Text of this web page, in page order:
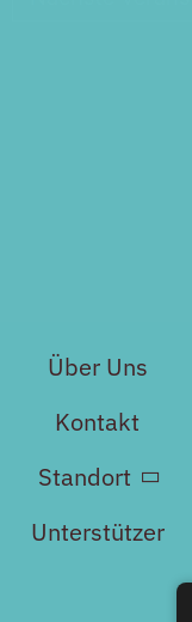
Über Uns
Kontakt
Standort
Unterstützer